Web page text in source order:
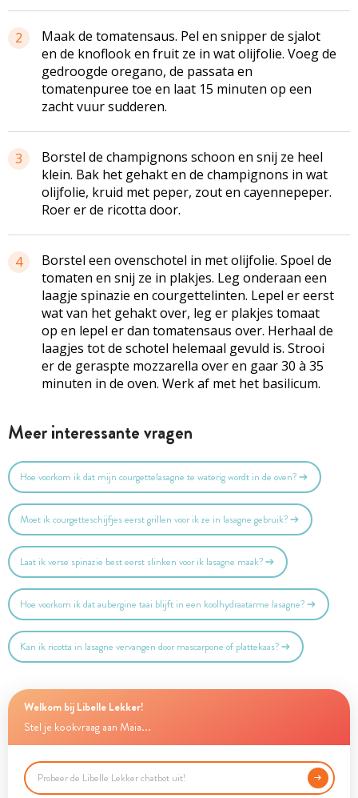
2
Maak de tomatensaus. Pel en snipper de sjalot
en de knoflook en fruit ze in wat olijfolie. Voeg de
gedroogde oregano, de passata en
tomatenpuree toe en laat 15 minuten op een
zacht vuur sudderen.
3
Borstel de champignons schoon en snij ze heel
klein. Bak het gehakt en de champignons in wat
olijfolie, kruid met peper, zout en cayennepeper.
Roer er de ricotta door.
4
Borstel een ovenschotel in met olijfolie. Spoel de
tomaten en snij ze in plakjes. Leg onderaan een
laagje spinazie en courgettelinten. Lepel er eerst
wat van het gehakt over, leg er plakjes tomaat
op en lepel er dan tomatensaus over. Herhaal de
laagjes tot de schotel helemaal gevuld is. Strooi
er de geraspte mozzarella over en gaar 30 à 35
minuten in de oven. Werk af met het basilicum.
Meer interessante vragen
Hoe voorkom ik dat mijn courgettelasagne te waterig wordt in de oven?
Moet ik courgetteschijfjes eerst grillen voor ik ze in lasagne gebruik?
Laat ik verse spinazie best eerst slinken voor ik lasagne maak?
Hoe voorkom ik dat aubergine taai blijft in een koolhydraatarme lasagne?
Kan ik ricotta in lasagne vervangen door mascarpone of plattekaas?
Welkom bij Libelle Lekker!
Stel je kookvraag aan Maia...